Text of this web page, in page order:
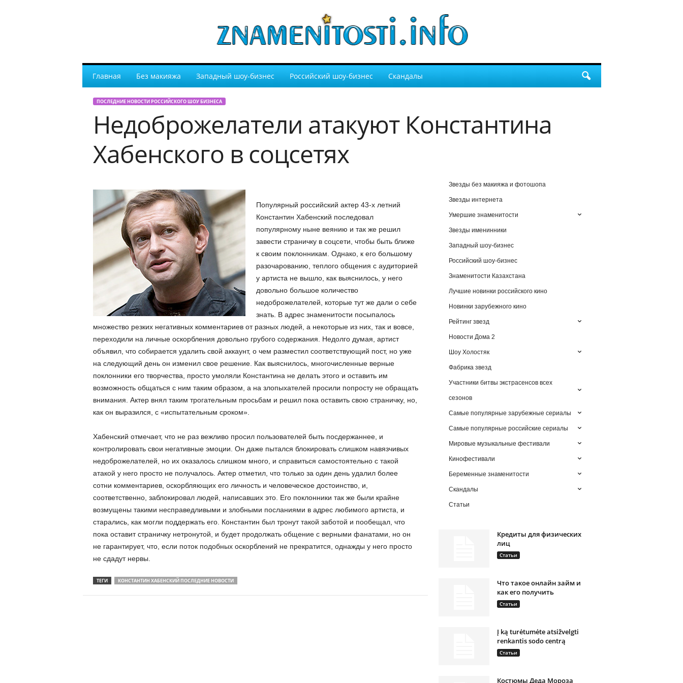
Главная Без макияжа Западный шоу-бизнес Российский шоу-бизнес Скандалы
ПОСЛЕДНИЕ НОВОСТИ РОССИЙСКОГО ШОУ БИЗНЕСА
Недоброжелатели атакуют Константина
Хабенского в соцсетях
Популярный российский актер 43-х летний
Константин Хабенский последовал
популярному ныне веянию и так же решил
завести страничку в соцсети, чтобы быть ближе
к своим поклонникам. Однако, к его большому
разочарованию, теплого общения с аудиторией
у артиста не вышло, как выяснилось, у него
довольно большое количество
недоброжелателей, которые тут же дали о себе
знать. В адрес знаменитости посыпалось
множество резких негативных комментариев от разных людей, а некоторые из них, так и вовсе,
переходили на личные оскорбления довольно грубого содержания. Недолго думая, артист
объявил, что собирается удалить свой аккаунт, о чем разместил соответствующий пост, но уже
на следующий день он изменил свое решение. Как выяснилось, многочисленные верные
поклонники его творчества, просто умоляли Константина не делать этого и оставить им
возможность общаться с ним таким образом, а на злопыхателей просили попросту не обращать
внимания. Актер внял таким трогательным просьбам и решил пока оставить свою страничку, но,
как он выразился, с «испытательным сроком».
Хабенский отмечает, что не раз вежливо просил пользователей быть посдержаннее, и
контролировать свои негативные эмоции. Он даже пытался блокировать слишком навязчивых
недоброжелателей, но их оказалось слишком много, и справиться самостоятельно с такой
атакой у него просто не получалось. Актер отметил, что только за один день удалил более
сотни комментариев, оскорбляющих его личность и человеческое достоинство, и,
соответственно, заблокировал людей, написавших это. Его поклонники так же были крайне
возмущены такими несправедливыми и злобными посланиями в адрес любимого артиста, и
старались, как могли поддержать его. Константин был тронут такой заботой и пообещал, что
пока оставит страничку нетронутой, и будет продолжать общение с верными фанатами, но он
не гарантирует, что, если поток подобных оскорблений не прекратится, однажды у него просто
не сдадут нервы.
ТЕГИ КОНСТАНТИН ХАБЕНСКИЙ ПОСЛЕДНИЕ НОВОСТИ
Звезды без макияжа и фотошопа
Звезды интернета
Умершие знаменитости
Звезды именинники
Западный шоу-бизнес
Российский шоу-бизнес
Знаменитости Казахстана
Лучшие новинки российского кино
Новинки зарубежного кино
Рейтинг звезд
Новости Дома 2
Шоу Холостяк
Фабрика звезд
Участники битвы экстрасенсов всех
сезонов
Самые популярные зарубежные сериалы
Самые популярные российские сериалы
Мировые музыкальные фестивали
Кинофестивали
Беременные знаменитости
Скандалы
Статьи
Кредиты для физических
лиц
Статьи
Что такое онлайн займ и
как его получить
Статьи
Į ką turėtumėte atsižvelgti
renkantis sodo centrą
Статьи
Костюмы Деда Мороза